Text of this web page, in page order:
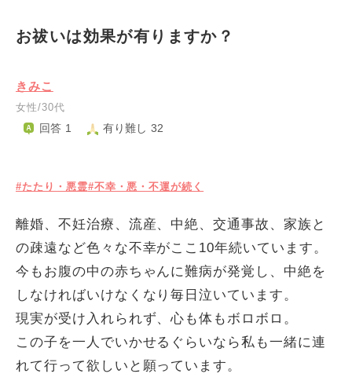
お祓いは効果が有りますか？
きみこ
女性/30代
回答 1 有り難し 32
#たたり・悪霊#不幸・悪・不運が続く
離婚、不妊治療、流産、中絶、交通事故、家族と
の疎遠など色々な不幸がここ10年続いています。
今もお腹の中の赤ちゃんに難病が発覚し、中絶を
しなければいけなくなり毎日泣いています。
現実が受け入れられず、心も体もボロボロ。
この子を一人でいかせるぐらいなら私も一緒に連
れて行って欲しいと願っています。